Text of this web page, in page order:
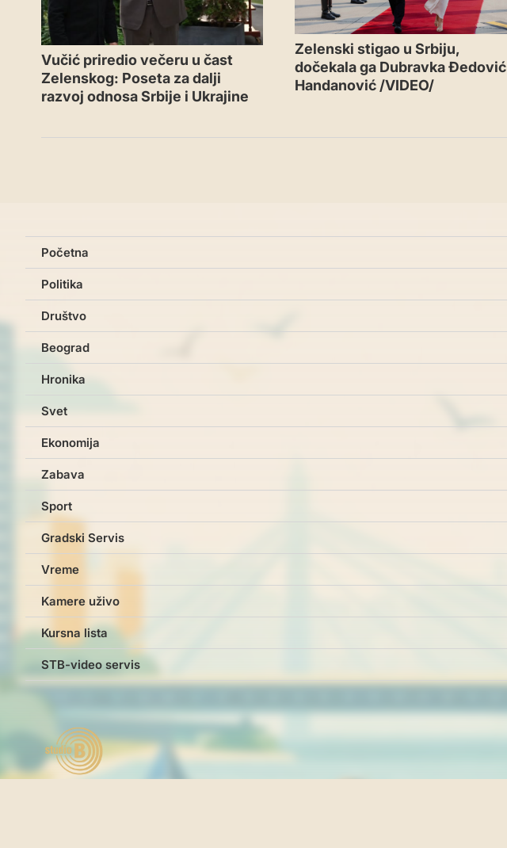
Vučić priredio večeru u čast
Zelenskog: Poseta za dalji
razvoj odnosa Srbije i Ukrajine
Zelenski stigao u Srbiju,
dočekala ga Dubravka Đedović
Handanović /VIDEO/
Početna
Politika
Društvo
Beograd
Hronika
Svet
Ekonomija
Zabava
Sport
Gradski Servis
Vreme
Kamere uživo
Kursna lista
STB-video servis